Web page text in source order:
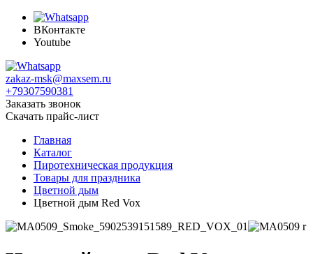
ВКонтакте
Youtube
zakaz-msk@maxsem.ru
+79307590381
Заказать звонок
Скачать прайс-лист
Главная
Каталог
Пиротехническая продукция
Товары для праздника
Цветной дым
Цветной дым Red Vox